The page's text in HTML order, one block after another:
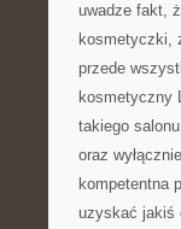
uwadze fakt,
kosmetyczki,
przede
kosmetyczny
takiego
oraz
kompetentna
uzyskać jakiś